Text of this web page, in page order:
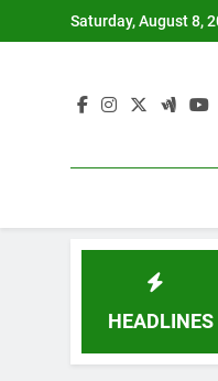
to
Saturday, August 8,
HEADLINES
di Perguruan Tinggi